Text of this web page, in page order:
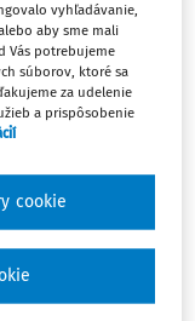
oblasti je
portálu.
10 dní
aj k
vyhľadávanie,
aby sme mali
Vás potrebujeme
súborov, ktoré sa
za udelenie
a prispôsobenie
cookie